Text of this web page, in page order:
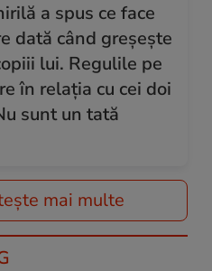
a spus ce face
dată când greșește
lui. Regulile pe
în relația cu cei doi
sunt un tată
mai multe